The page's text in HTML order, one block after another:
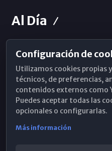
Al Día
Horarios de Misa
Hemeroteca
WhatsApp
Configuración de
Utilizamos cookies propias
técnicos, de preferencias,
contenidos externos como
Puedes aceptar todas las
opcionales o configurarlas.
Más información